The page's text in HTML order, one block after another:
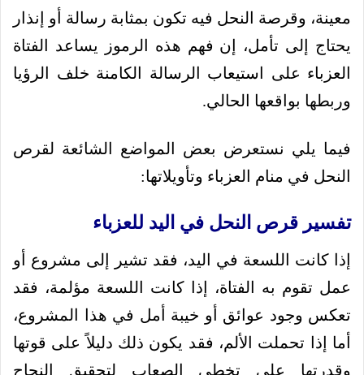
معينة، وقرصة النحل فيه تكون بمثابة رسالة أو إنذار
يحتاج إلى تأمل، إن فهم هذه الرموز يساعد الفتاة
العزباء على استيعاب الرسالة الكامنة خلف الرؤيا
وربطها بواقعها الحالي.
فيما يلي نستعرض بعض المواضع الشائعة لقرص
النحل في منام العزباء وتأويلاتها:
تفسير قرص النحل في اليد للعزباء
إذا كانت اللسعة في اليد، فقد تشير إلى مشروع أو
عمل تقوم به الفتاة، إذا كانت اللسعة مؤلمة، فقد
تعكس وجود عوائق أو خيبة أمل في هذا المشروع،
أما إذا تحملت الألم، فقد يكون ذلك دليلاً على قوتها
وقدرتها على تخطي الصعاب لتحقيق النجاح